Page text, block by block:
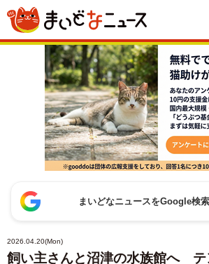
まいどなニュースをGoogle検
2026.04.20(Mon)
飼い主さんと沼津の水族館へ テ